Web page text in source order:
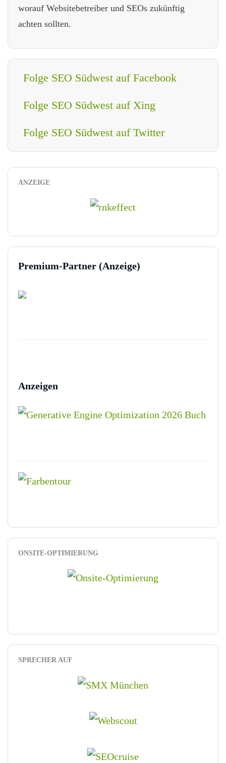
worauf Websitebetreiber und SEOs zukünftig
achten sollten.
Folge SEO Südwest auf Facebook
Folge SEO Südwest auf Xing
Folge SEO Südwest auf Twitter
ANZEIGE
Premium-Partner (Anzeige)
Anzeigen
ONSITE-OPTIMIERUNG
SPRECHER AUF